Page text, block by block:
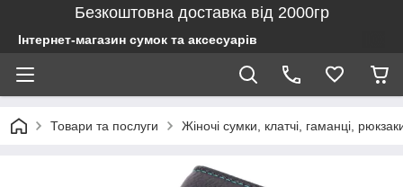
Безкоштовна доставка від 2000гр
Інтернет-магазин сумок та аксесуарів
Товари та послуги Жіночі сумки, клатчі, гаманці,